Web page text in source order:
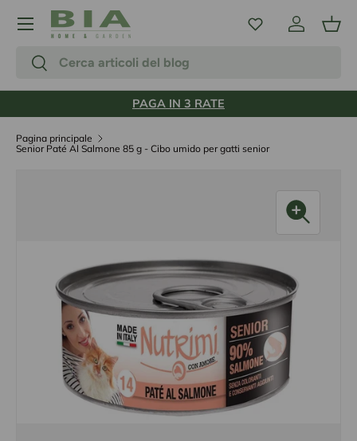
Passa ai contenuti
CercaCerca
Accedi
Menu
PAGA IN 3 RATE
Pagina principale
Senior Paté Al Salmone 85 g - Cibo umido per gatti senior